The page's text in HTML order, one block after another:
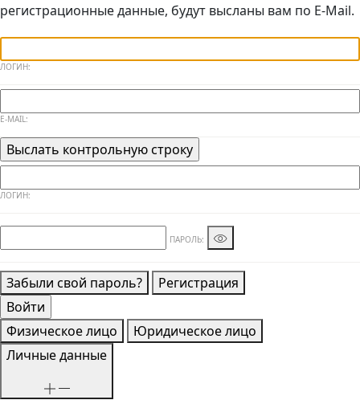
регистрационные данные, будут высланы вам по E-Mail.
ЛОГИН:
E-MAIL:
ЛОГИН:
ПАРОЛЬ:
Забыли свой пароль? Регистрация
Физическое лицо
Юридическое лицо
Личные данные